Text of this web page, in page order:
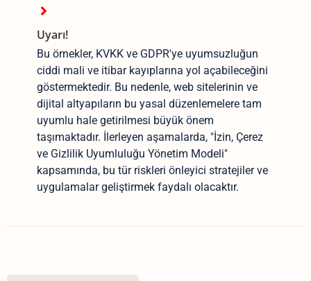
Uyarı!
Bu örnekler, KVKK ve GDPR'ye uyumsuzluğun
ciddi mali ve itibar kayıplarına yol açabileceğini
göstermektedir. Bu nedenle, web sitelerinin ve
dijital altyapıların bu yasal düzenlemelere tam
uyumlu hale getirilmesi büyük önem
taşımaktadır. İlerleyen aşamalarda, "İzin, Çerez
ve Gizlilik Uyumluluğu Yönetim Modeli"
kapsamında, bu tür riskleri önleyici stratejiler ve
uygulamalar geliştirmek faydalı olacaktır.